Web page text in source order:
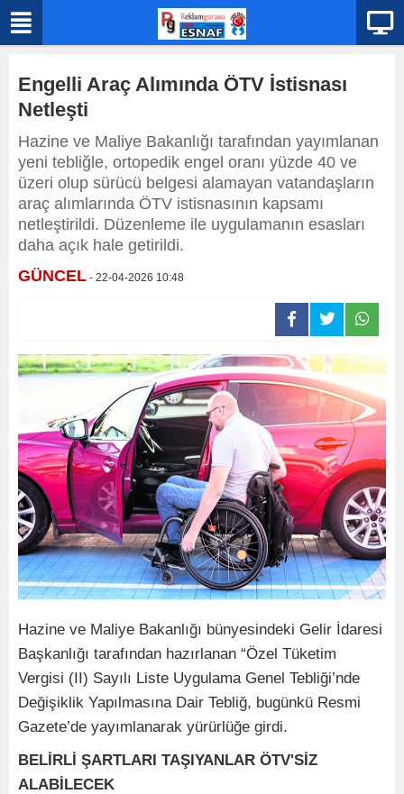
Engelli Araç Alımında ÖTV İstisnası
Netleşti
Hazine ve Maliye Bakanlığı tarafından yayımlanan
yeni tebliğle, ortopedik engel oranı yüzde 40 ve
üzeri olup sürücü belgesi alamayan vatandaşların
araç alımlarında ÖTV istisnasının kapsamı
netleştirildi. Düzenleme ile uygulamanın esasları
daha açık hale getirildi.
GÜNCEL - 22-04-2026 10:48
Hazine ve Maliye Bakanlığı bünyesindeki Gelir İdaresi
Başkanlığı tarafından hazırlanan “Özel Tüketim
Vergisi (II) Sayılı Liste Uygulama Genel Tebliği’nde
Değişiklik Yapılmasına Dair Tebliğ, bugünkü Resmi
Gazete’de yayımlanarak yürürlüğe girdi.
BELİRLİ ŞARTLARI TAŞIYANLAR ÖTV'SİZ
ALABİLECEK